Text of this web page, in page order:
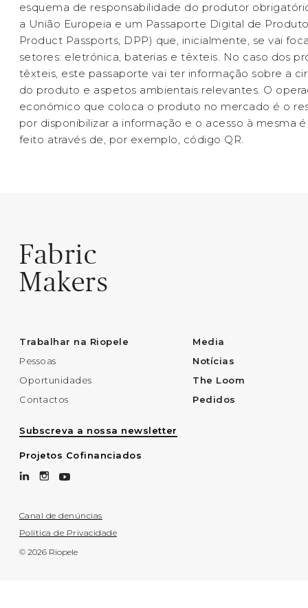
esquema de responsabilidade do produtor
a União Europeia e um Passaporte Digital de
Product Passports, DPP) que, inicialmente, se vai
setores: eletrónica, baterias e têxteis. No caso dos
têxteis, este passaporte vai ter informação sobre a
do produto e aspetos ambientais relevantes. O
económico que coloca o produto no mercado é o
por disponibilizar a informação e o acesso à mesma
feito através de, por exemplo, código QR.
Fabric
Makers
Trabalhar na Riopele
Pessoas
Oportunidades
Contactos
Media
Notícias
The Loom
Pedidos
Subscreva a nossa newsletter
Projetos Cofinanciados
Canal de denúncias
Política de Privacidade
© 2026 Riopele